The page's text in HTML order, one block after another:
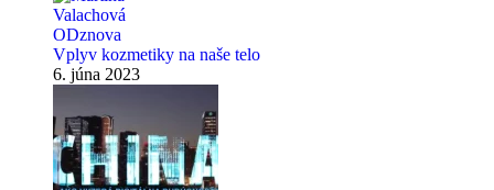
Vplyv kozmetiky na naše telo
6. júna 2023